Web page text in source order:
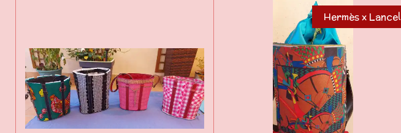
Hermès x Lancel